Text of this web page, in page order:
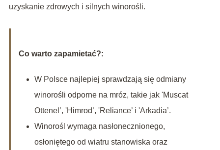
uzyskanie zdrowych i silnych winorośli.
Co warto zapamietać?:
W Polsce najlepiej sprawdzają się odmiany
winorośli odporne na mróz, takie jak 'Muscat
Ottenel’, 'Himrod’, 'Reliance’ i 'Arkadia’.
Winorośl wymaga nasłonecznionego,
osłoniętego od wiatru stanowiska oraz